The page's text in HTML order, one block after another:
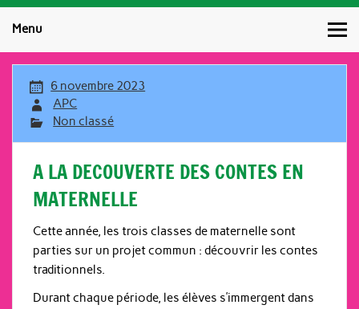
Menu
6 novembre 2023
APC
Non classé
A LA DECOUVERTE DES CONTES EN
MATERNELLE
Cette année, les trois classes de maternelle sont
parties sur un projet commun : découvrir les contes
traditionnels.
Durant chaque période, les élèves s’immergent dans